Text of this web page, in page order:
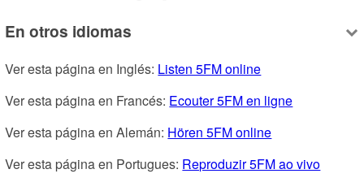
En otros idiomas
Ver esta página en Inglés: Listen 5FM online
Ver esta página en Francés: Ecouter 5FM en ligne
Ver esta página en Alemán: Hören 5FM online
Ver esta página en Portugues: Reproduzir 5FM ao vivo